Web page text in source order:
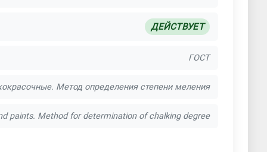
покраска металлоконструкций
ДЕЙСТВУЕТ
ГОСТ
Метод определения степени меления
paints. Method for determination of chalking degree